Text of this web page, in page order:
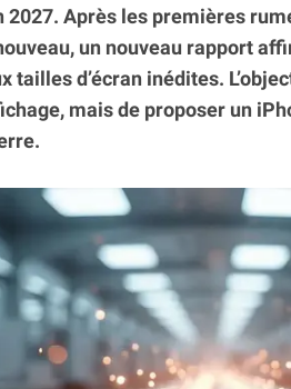
2027. Après les premières
un nouveau rapport
tailles d’écran inédites.
mais de proposer un